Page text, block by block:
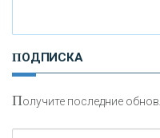
И
сохранения и
ПОДПИСКА
Получите последние